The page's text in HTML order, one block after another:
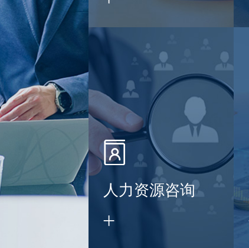
人力资源咨询